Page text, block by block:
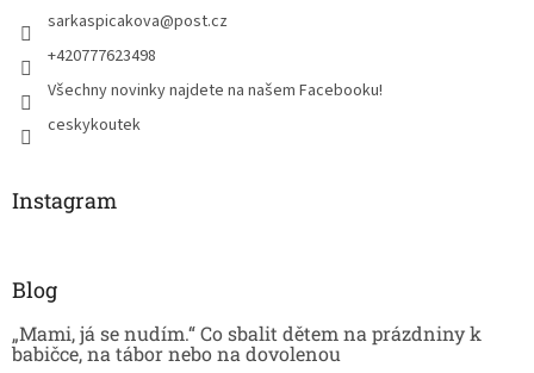
sarkaspicakova@post.cz
+420777623498
Všechny novinky najdete na našem Facebooku!
ceskykoutek
Instagram
Blog
„Mami, já se nudím.“ Co sbalit dětem na prázdniny k
babičce, na tábor nebo na dovolenou